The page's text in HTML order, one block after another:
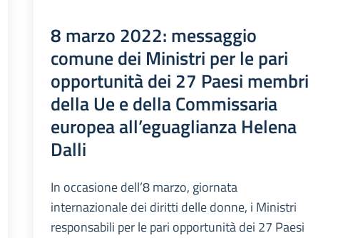
8 marzo 2022: messaggio
comune dei Ministri per le pari
opportunità dei 27 Paesi membri
della Ue e della Commissaria
europea all’eguaglianza Helena
Dalli
In occasione dell’8 marzo, giornata
internazionale dei diritti delle donne, i Ministri
responsabili per le pari opportunità dei 27 Paesi